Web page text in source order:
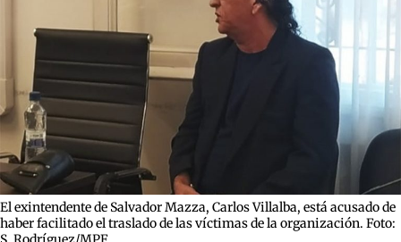
El exintendente de Salvador Mazza, Carlos Villalba, está acusado de
haber facilitado el traslado de las víctimas de la organización. Foto: